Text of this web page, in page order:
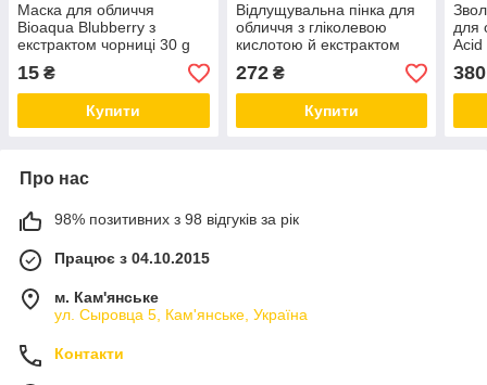
Маска для обличчя
Bioaqua Blubberry з
екстрактом чорниці 30 g
15 ₴
Купити
Відлущувальна пінка для
обличчя з гліколевою
кислотою й екстрактом
кленового соку
HOLLYSKIN Glycolic Acid
272₴
Купити
для
Acid
30
380
Про нас
98% позитивних з 98 відгуків за рік
Працює з 04.10.2015
м. Кам'янське
ул. Сыровца 5, Кам'янське, Україна
Контакти